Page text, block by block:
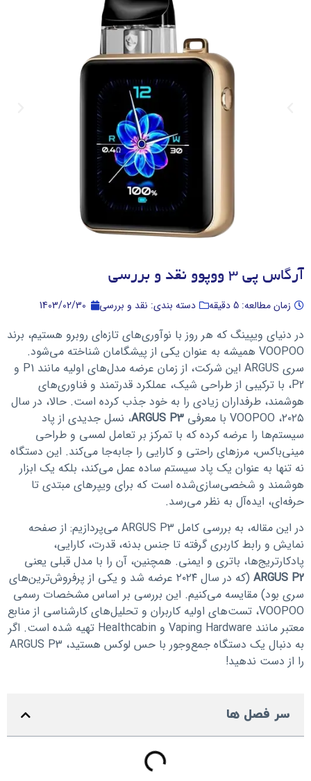
آرگاس پی 3 ووپوو نقد و بررسی
زمان مطالعه: 5 دقیقه دسته بندی: نقد و بررسی 1403/02/30
در دنیای ویپینگ که هر روز با نوآوری‌های تازه‌ای روبرو هستیم، برند
VOOPOO همیشه به عنوان یکی از پیشگامان شناخته می‌شود.
سری ARGUS این شرکت، از زمان عرضه مدل‌های اولیه مانند P1 و
P2، با ترکیبی از طراحی شیک، عملکرد قدرتمند و فناوری‌های
هوشمند، طرفداران زیادی را به خود جذب کرده است. حالا، در سال
۲۰۲۵، VOOPOO با معرفی
ARGUS P3، نسل جدیدی از پاد
سیستم‌ها را عرضه کرده که با تمرکز بر تعامل لمسی و طراحی
مینی‌باکس، مرزهای راحتی و کارایی را جابه‌جا می‌کند. این دستگاه
نه تنها به عنوان یک پاد سیستم ساده عمل می‌کند، بلکه یک ابزار
هوشمند و شخصی‌سازی‌شده است که برای ویپرهای مبتدی تا
حرفه‌ای، ایده‌آل به نظر می‌رسد.
در این مقاله، به بررسی کامل ARGUS P3 می‌پردازیم: از صفحه
نمایش و رابط کاربری گرفته تا جنس بدنه، قدرت، کارایی،
پادکارتریج‌ها، باتری و ایمنی. همچنین، آن را با مدل قبلی یعنی
ARGUS P2
(که در سال ۲۰۲۴ عرضه شد و یکی از پرفروش‌ترین‌های
سری بود) مقایسه می‌کنیم. این بررسی بر اساس مشخصات رسمی
VOOPOO، تست‌های اولیه کاربران و تحلیل‌های کارشناسی از منابع
معتبر مانند Vaping Hardware و Healthcabin تهیه شده است. اگر
به دنبال یک دستگاه جمع‌وجور با حس لوکس هستید، ARGUS P3
را از دست ندهید!
سر فصل ها